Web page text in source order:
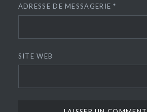
ADRESSE DE MESSAGERIE*
SITE WEB